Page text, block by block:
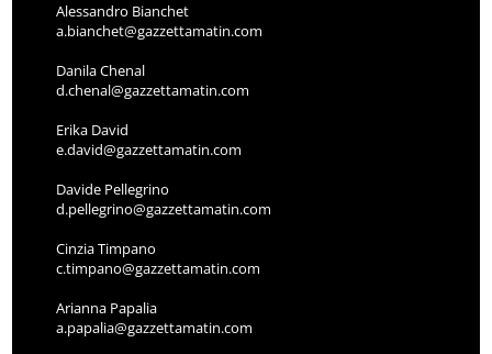
Alessandro Bianchet
a.bianchet@gazzettamatin.com
Danila Chenal
d.chenal@gazzettamatin.com
Erika David
e.david@gazzettamatin.com
Davide Pellegrino
d.pellegrino@gazzettamatin.com
Cinzia Timpano
c.timpano@gazzettamatin.com
Arianna Papalia
a.papalia@gazzettamatin.com